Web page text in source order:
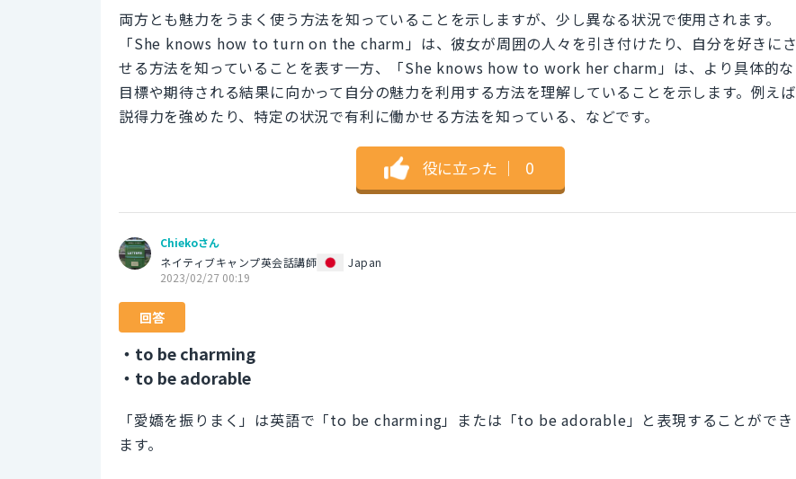
両方とも魅力をうまく使う方法を知っていることを示しますが、少し異なる状況で使用されます。
「She knows how to turn on the charm」は、彼女が周囲の人々を引き付けたり、自分を好きにさ
せる方法を知っていることを表す一方、「She knows how to work her charm」は、より具体的な
目標や期待される結果に向かって自分の魅力を利用する方法を理解していることを示します。例えば
説得力を強めたり、特定の状況で有利に働かせる方法を知っている、などです。
役に立った ｜ 0
Chiekoさん
ネイティブキャンプ英会話講師
Japan
2023/02/27 00:19
回答
・to be charming
・to be adorable
「愛嬌を振りまく」は英語で「to be charming」または「to be adorable」と表現することができ
ます。